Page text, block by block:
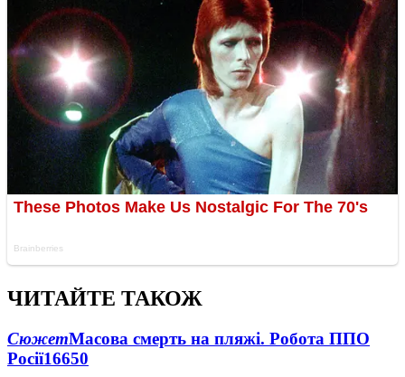
ЧИТАЙТЕ ТАКОЖ
СюжетМасова смерть на пляжі. Робота ППО
Росії16650